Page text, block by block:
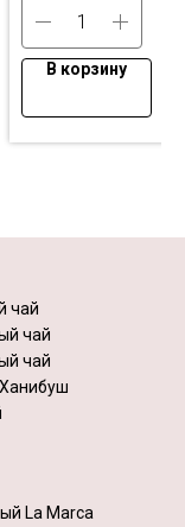
В корзину
чай
чай
чай
La Marca